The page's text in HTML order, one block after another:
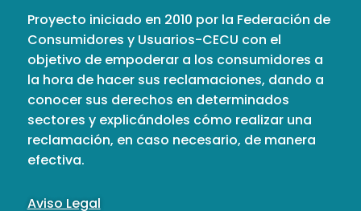
Proyecto iniciado en 2010 por la Federación de
Consumidores y Usuarios-CECU con el
objetivo de empoderar a los consumidores a
la hora de hacer sus reclamaciones, dando a
conocer sus derechos en determinados
sectores y explicándoles cómo realizar una
reclamación, en caso necesario, de manera
efectiva.
Aviso Legal